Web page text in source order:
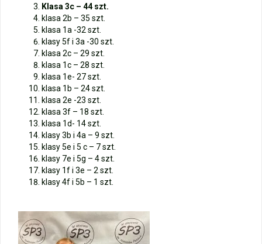
Klasa 3c – 44 szt.
klasa 2b – 35 szt.
klasa 1a -32 szt.
klasy 5f i 3a -30 szt.
klasa 2c – 29 szt.
klasa 1c – 28 szt.
klasa 1e- 27 szt.
klasa 1b – 24 szt.
klasa 2e -23 szt.
klasa 3f – 18 szt.
klasa 1d- 14 szt.
klasy 3b i 4a – 9 szt.
klasy 5e i 5 c – 7 szt.
klasy 7e i 5g – 4 szt.
klasy 1f i 3e – 2 szt.
klasy 4f i 5b – 1 szt.